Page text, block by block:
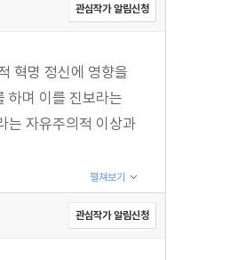
관심작가 알림신청
혁명 정신에 영향을
하며 이를 진보라는
는 자유주의적 이상과
펼쳐보기
관심작가 알림신청